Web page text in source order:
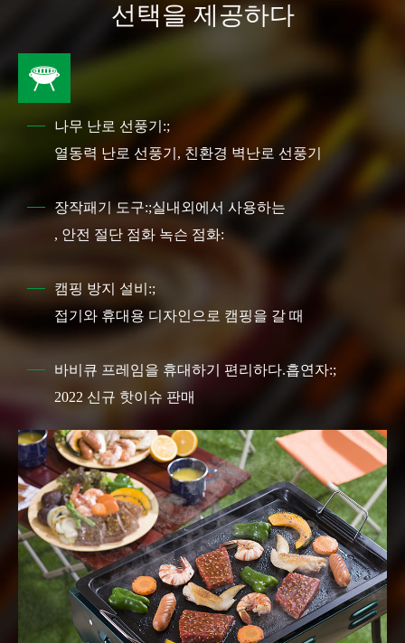
선택을 제공하다

나무 난로 선풍기:;
열동력 난로 선풍기, 친환경 벽난로 선풍기
장작패기 도구:;실내외에서 사용하는
, 안전 절단 점화 녹슨 점화:
캠핑 방지 설비:;
접기와 휴대용 디자인으로 캠핑을 갈 때
바비큐 프레임을 휴대하기 편리하다.흡연자:;
2022 신규 핫이슈 판매